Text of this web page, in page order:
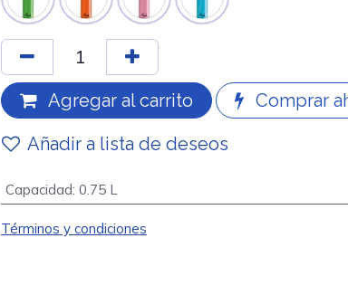
Agregar al carrito
Comprar
Añadir a lista de deseos
Capacidad: 0.75 L
Términos y condiciones